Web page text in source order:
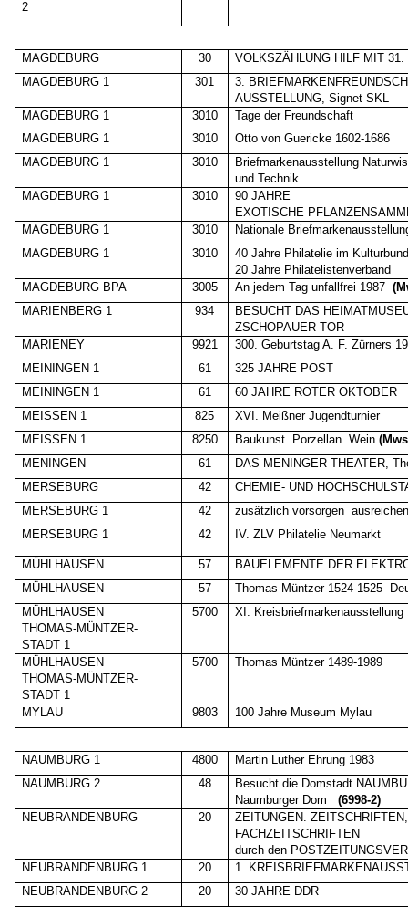
2
MAGDEBURG 30
VOLKSZÄHLUNG HILF MIT
MAGDEBURG 1
301
3.
AUSSTELLUNG, Signet SKL
MAGDEBURG 1
3010
Tage der Freundschaft
MAGDEBURG 1
3010
Otto von Guericke 1602-1686
MAGDEBURG 1
3010
Briefmarkenausstellung
und Technik
MAGDEBURG 1
3010
90 JAHRE
EXOTISCHE
MAGDEBURG 1
3010
Nationale
MAGDEBURG 1
3010
40 Jahre Philatelie im
20 Jahre Philatelistenverband
MAGDEBURG BPA
3005 An jedem Tag unfallfrei 1987
MARIENBERG 1
934
BESUCHT DAS
ZSCHOPAUER TOR
MARIENEY
9921
300. Geburtstag A. F. Zürners
MEININGEN 1
61
325 JAHRE POST
MEININGEN 1
61
60 JAHRE ROTER OKTOBER
MEISSEN 1
825
XVI. Meißner Jugendturnier
MEISSEN 1
8250 Baukunst Porzellan Wein
MENINGEN
61
DAS MENINGER THEATER,
MERSEBURG
42
CHEMIE- UND
MERSEBURG 1
42 zusätzlich vorsorgen
MERSEBURG 1
42 IV. ZLV Philatelie Neumarkt
MÜHLHAUSEN 57
BAUELEMENTE DER
MÜHLHAUSEN
57 Thomas Müntzer 1524-1525
MÜHLHAUSEN
THOMAS-MÜNTZER-
STADT 1
5700 XI. Kreisbriefmarkenausstellung
MÜHLHAUSEN
THOMAS-MÜNTZER-
STADT 1
5700 Thomas Müntzer 1489-1989
MYLAU 9803 100 Jahre Museum Mylau
NAUMBURG 1 4800
Martin Luther Ehrung 1983
NAUMBURG 2
48
Besucht die Domstadt
Naumburger Dom
(6998-2)
NEUBRANDENBURG
20
ZEITUNGEN. ZEITSCHRIFTEN,
FACHZEITSCHRIFTEN
durch den
NEUBRANDENBURG 1
20
1.
NEUBRANDENBURG 2
20
30 JAHRE DDR